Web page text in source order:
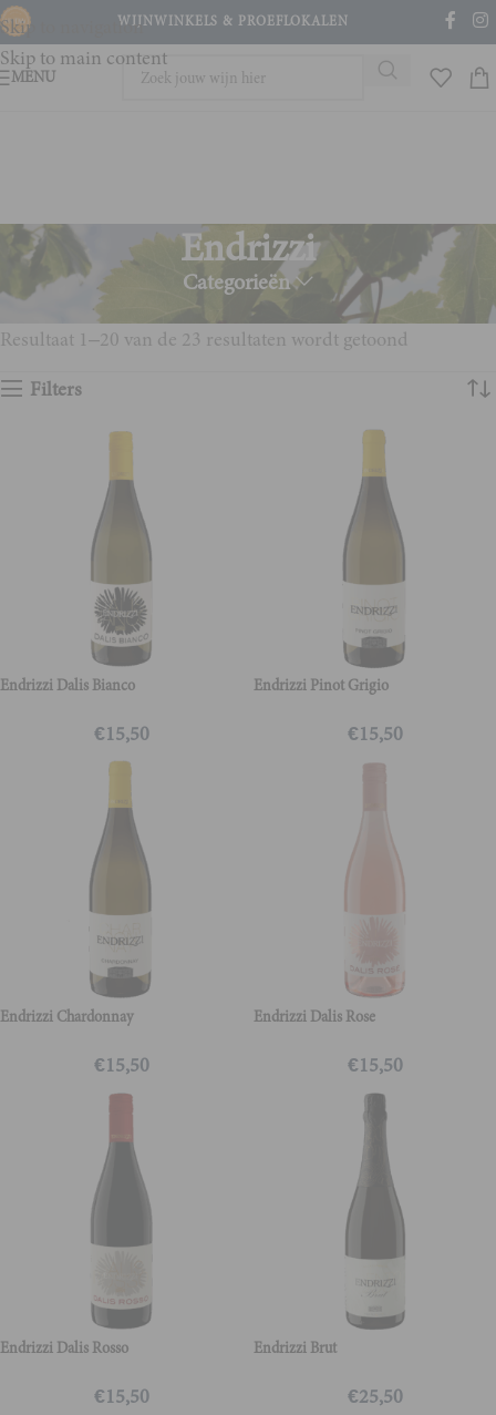
Skip to navigation
Skip to main content
WIJNWINKELS & PROEFLOKALEN
MENU
Endrizzi
Categorieën
Home Product Wijnhuis
Endrizzi
Resultaat 1–20 van de 23 resultaten wordt getoond
Filters
Endrizzi Dalis Bianco
€15,50
Endrizzi Pinot Grigio
€15,50
Endrizzi Chardonnay
€15,50
Endrizzi Dalis Rose
€15,50
Endrizzi Dalis Rosso
€15,50
Endrizzi Brut
€25,50